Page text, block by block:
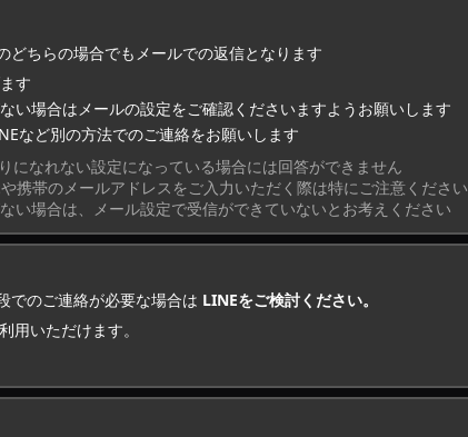
どちらの場合でもメールでの返信となります
す
い場合はメールの設定をご確認くださいますようお願いします
など別の方法でのご連絡をお願いします
になれない設定になっている場合には回答ができません
携帯のメールアドレスをご入力いただく際は特にご注意ください
い場合は、メール設定で受信ができていないとお考えください
でのご連絡が必要な場合は LINEをご検討ください。
用いただけます。